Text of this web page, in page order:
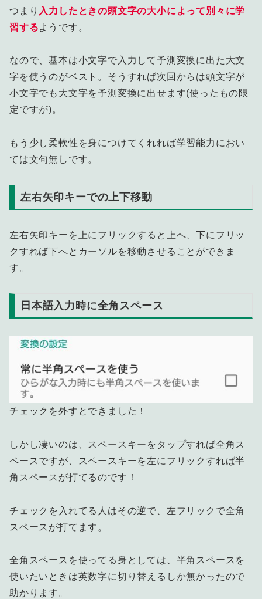
つまり 入力したときの頭文字の大小によって別々に学
習するようです。
なので、基本は小文字で入力して予測変換に出た大文
字を使うのがベスト。そうすれば次回からは頭文字が
小文字でも大文字を予測変換に出せます(使ったもの限
定ですが)。
もう少し柔軟性を身につけてくれれば学習能力におい
ては文句無しです。
左右矢印キーでの上下移動
左右矢印キーを上にフリックすると上へ、下にフリッ
クすれば下へとカーソルを移動させることができま
す。
日本語入力時に全角スペース
チェックを外すとできました！
しかし凄いのは、スペースキーをタップすれば全角ス
ペースですが、スペースキーを左にフリックすれば半
角スペースが打てるのです！
チェックを入れてる人はその逆で、左フリックで全角
スペースが打てます。
全角スペースを使ってる身としては、半角スペースを
使いたいときは英数字に切り替えるしか無かったので
助かります。